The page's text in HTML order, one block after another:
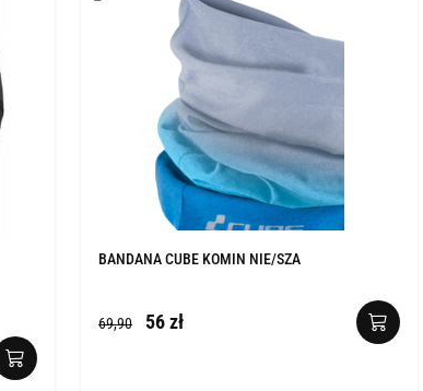
BANDANA CUBE KOMIN NIE/SZA
69,90 56 zł